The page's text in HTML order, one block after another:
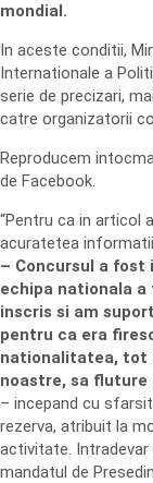
mondial.
In aceste conditii,
Internationale a
serie de precizari,
catre organizatorii
Reproducem
de Facebook.
“Pentru ca in articol
acuratetea
– Concursul a fost
echipa nationala
inscris si am
pentru ca era
nationalitatea, tot
noastre, sa fluture
– incepand cu
rezerva, atribuit la
activitate.
mandatul de